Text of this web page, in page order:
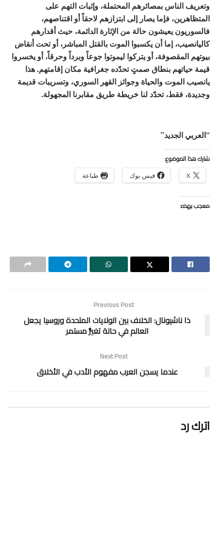
وتعريف الناس بمصائرهم المحتملة، وإثبات التهم على
المتظاهرين، فإما يصار إلى ابتزازهم لاحقاً أو اقتناصهم،
فالسوريون يعيشون حالة من الإثارة الدائمة، حيث أقدارهم
كاليانصيب، إما أن يكسبوا الموت بالقتل المباشر، أو تحت أنقاض
بيوتهم المقصوفة، أو يتركوا ليموتوا جوعاً وبرداً وحرقاً، أو يخسروا
قيمة حياتهم بنطاق صمتٍ تحدّده جغرافية مكان إقامتهم. هذا
يانصيب الموت والحياة وجوائز القهر السوري، وتسريبات قديمة
وجديدة، فقط، تحدّد لنا خريطة طريق مقابرنا المجهولة.
“العربي الجديد”
شارك هذا الموضوع:
X فيس بوك طباعة
معجب بهذه:
Previous Post
ذا ناشيونال: الخلاف بين الولايات المتحدة وروسيا يجعل
العالم في حالة تغيُّر مستمر
Next Post
عندما يسجن العرب مفهوم الأدب في الأخلاق
اترك رد